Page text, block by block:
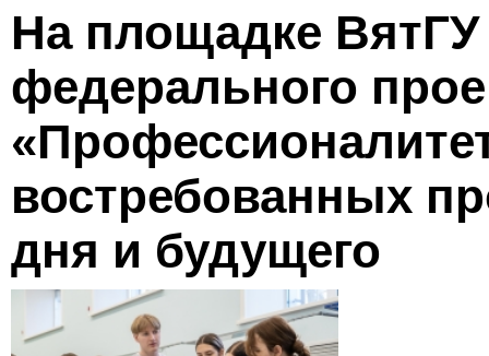
Коричневым по бежевому
Зеленым по темно-коричневому
Вернуть
На площадке
федерального
востребованных
дня и будущего